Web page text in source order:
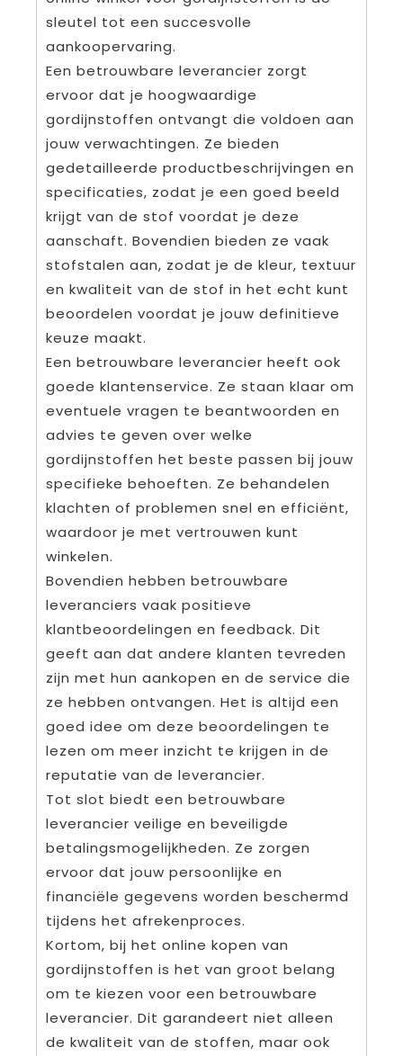
sleutel tot een succesvolle
aankoopervaring.
Een betrouwbare leverancier zorgt
ervoor dat je hoogwaardige
gordijnstoffen ontvangt die voldoen aan
jouw verwachtingen. Ze bieden
gedetailleerde productbeschrijvingen en
specificaties, zodat je een goed beeld
krijgt van de stof voordat je deze
aanschaft. Bovendien bieden ze vaak
stofstalen aan, zodat je de kleur, textuur
en kwaliteit van de stof in het echt kunt
beoordelen voordat je jouw definitieve
keuze maakt.
Een betrouwbare leverancier heeft ook
goede klantenservice. Ze staan klaar om
eventuele vragen te beantwoorden en
advies te geven over welke
gordijnstoffen het beste passen bij jouw
specifieke behoeften. Ze behandelen
klachten of problemen snel en efficiënt,
waardoor je met vertrouwen kunt
winkelen.
Bovendien hebben betrouwbare
leveranciers vaak positieve
klantbeoordelingen en feedback. Dit
geeft aan dat andere klanten tevreden
zijn met hun aankopen en de service die
ze hebben ontvangen. Het is altijd een
goed idee om deze beoordelingen te
lezen om meer inzicht te krijgen in de
reputatie van de leverancier.
Tot slot biedt een betrouwbare
leverancier veilige en beveiligde
betalingsmogelijkheden. Ze zorgen
ervoor dat jouw persoonlijke en
financiële gegevens worden beschermd
tijdens het afrekenproces.
Kortom, bij het online kopen van
gordijnstoffen is het van groot belang
om te kiezen voor een betrouwbare
leverancier. Dit garandeert niet alleen
de kwaliteit van de stoffen, maar ook